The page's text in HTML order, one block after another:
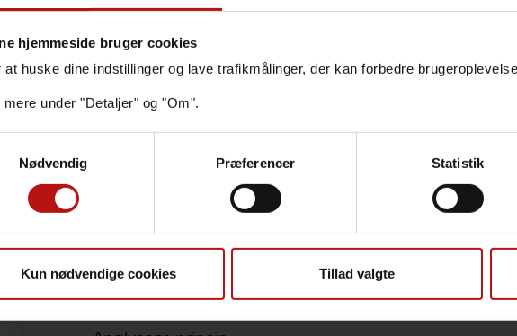
hjemmeside bruger cookies
at huske dine indstillinger og lave trafikmålinger, der kan forbedre
under "Detaljer" og "Om".
Nødvendig
Præferencer Statistik
Kun nødvendige cookies Tillad valgte
Indikation
Prøvemateriale, tidspunkt og evt. prøvetagning
Svar
Svartid